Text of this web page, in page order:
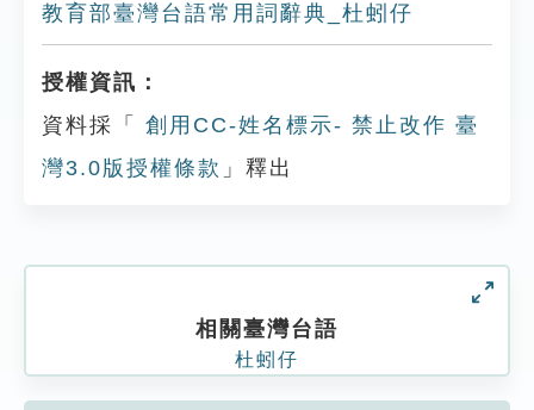
教育部臺灣台語常用詞辭典_杜蚓仔
授權資訊：
資料採「
創用CC-姓名標示- 禁止改作 臺
灣3.0版授權條款 」釋出
相關臺灣台語
杜蚓仔